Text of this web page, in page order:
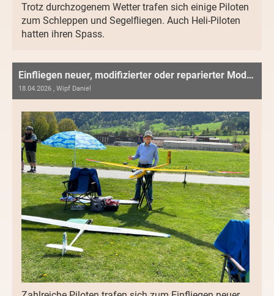
Trotz durchzogenem Wetter trafen sich einige Piloten
zum Schleppen und Segelfliegen. Auch Heli-Piloten
hatten ihren Spass.
Einfliegen neuer, modifizierter oder reparierter Modelle
18.04.2026 , Wipf Daniel